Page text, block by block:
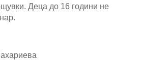
Деца до 16 години не